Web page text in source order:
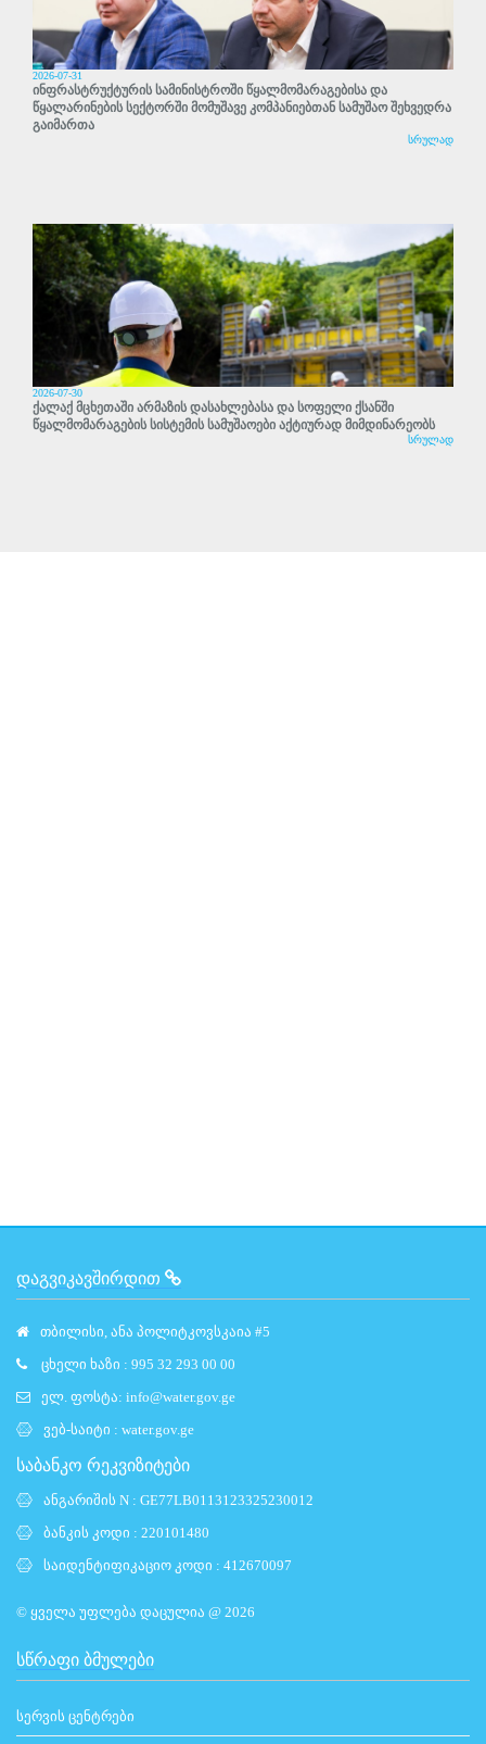
2026-07-31
ინფრასტრუქტურის სამინისტროში წყალმომარაგებისა და
წყალარინების სექტორში მომუშავე კომპანიებთან სამუშაო შეხვედრა
გაიმართა
სრულად
2026-07-30
ქალაქ მცხეთაში არმაზის დასახლებასა და სოფელი ქსანში
წყალმომარაგების სისტემის სამუშაოები აქტიურად მიმდინარეობს
სრულად
ᲓᲐᲒᲕᲘᲙᲐᲕᲨᲘᲠᲓᲘᲗ
თბილისი, ანა პოლიტკოვსკაია #5
ცხელი ხაზი : 995 32 293 00 00
ელ. ფოსტა: info@water.gov.ge
ვებ-საიტი : water.gov.ge
საბანკო რეკვიზიტები
ანგარიშის N : GE77LB0113123325230012
ბანკის კოდი : 220101480
საიდენტიფიკაციო კოდი : 412670097
© ყველა უფლება დაცულია @ 2026
ᲡᲬᲠᲐᲤᲘ ᲑᲛᲣᲚᲔᲑᲘ
სერვის ცენტრები